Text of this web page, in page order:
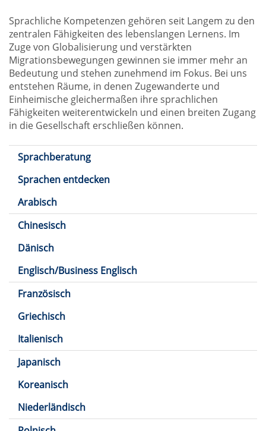
Sprachliche Kompetenzen gehören seit Langem zu den
zentralen Fähigkeiten des lebenslangen Lernens. Im
Zuge von Globalisierung und verstärkten
Migrationsbewegungen gewinnen sie immer mehr an
Bedeutung und stehen zunehmend im Fokus. Bei uns
entstehen Räume, in denen Zugewanderte und
Einheimische gleichermaßen ihre sprachlichen
Fähigkeiten weiterentwickeln und einen breiten Zugang
in die Gesellschaft erschließen können.
Sprachberatung
Sprachen entdecken
Arabisch
Chinesisch
Dänisch
Englisch/Business Englisch
Französisch
Griechisch
Italienisch
Japanisch
Koreanisch
Niederländisch